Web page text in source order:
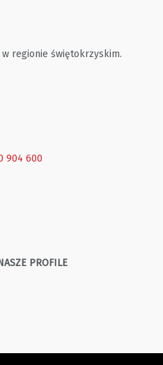
regionie świętokrzyskim.
904 600
PROFILE